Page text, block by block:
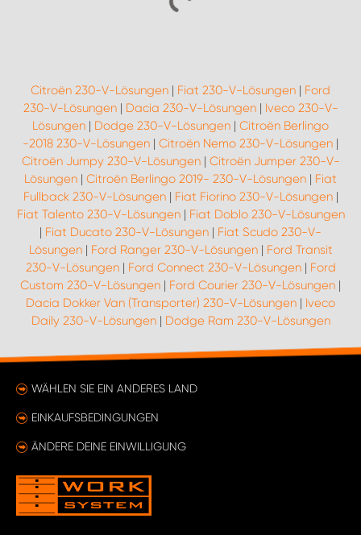
Citroën 230-V-Lösungen | Fiat 230-V-Lösungen | Ford
230-V-Lösungen| Dacia 230-V-Lösungen| Iveco 230-V-
Lösungen | Dodge 230-V-Lösungen | Citroën Berlingo
-2018 230-V-Lösungen | Citroën Nemo 230-V-Lösungen |
Citroën Jumpy 230-V-Lösungen| Citroën Jumper 230-V-
Lösungen | Citroën Berlingo 2019- 230-V-Lösungen | Fiat
Fullback 230-V-Lösungen| Fiat Fiorino 230-V-Lösungen|
Fiat Talento 230-V-Lösungen| Fiat Doblo 230-V-Lösungen
| Fiat Ducato 230-V-Lösungen | Fiat Scudo 230-V-
Lösungen| Ford Ranger 230-V-Lösungen| Ford Transit
230-V-Lösungen| Ford Connect 230-V-Lösungen| Ford
Custom 230-V-Lösungen | Ford Courier 230-V-Lösungen |
Dacia Dokker Van (Transporter) 230-V-Lösungen | Iveco
Daily 230-V-Lösungen| Dodge Ram 230-V-Lösungen
WÄHLEN SIE EIN ANDERES LAND
EINKAUFSBEDINGUNGEN
ÄNDERE DEINE EINWILLIGUNG